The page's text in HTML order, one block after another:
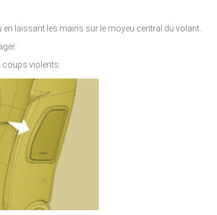
laissant les mains sur le moyeu central du volant.
violents.